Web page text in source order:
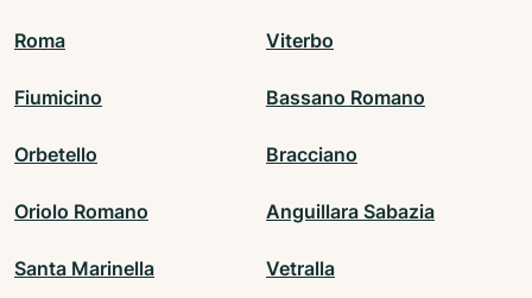
Roma Viterbo
Fiumicino Bassano Romano
Orbetello Bracciano
Oriolo Romano Anguillara Sabazia
Santa Marinella Vetralla